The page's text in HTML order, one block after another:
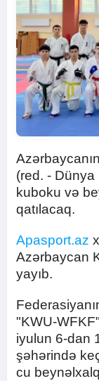
(red. -
kuboku və
qatılacaq.
Apasport.az
Azərbaycan
yayıb.
"KWU-
iyulun 6-dan
şəhərində
cu